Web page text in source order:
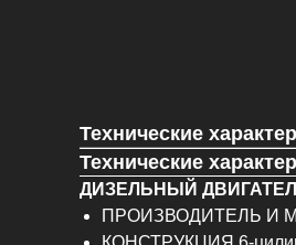
Технические
Технические
ДИЗЕЛЬНЫЙ
ПРОИЗВОДИТЕЛЬ И